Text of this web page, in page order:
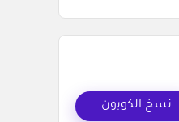
نسخ الكوبون